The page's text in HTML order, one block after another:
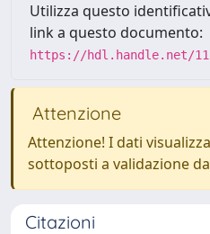
Utilizza questo
link a questo documento:
https://hdl.handle.net/
Attenzione
Attenzione! I dati
sottoposti a validazione
Citazioni